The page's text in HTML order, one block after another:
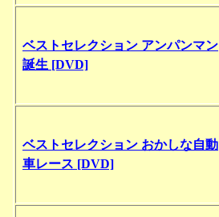
ベストセレクション アンパンマン
誕生 [DVD]
ベストセレクション おかしな自動
車レース [DVD]